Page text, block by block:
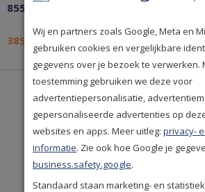
85541
389,-
Wij en partners zoals Google, Meta en
gebruiken cookies en vergelijkbare
gegevens over je bezoek te verwerken.
toestemming gebruiken we deze voor
advertentiepersonalisatie,
gepersonaliseerde advertenties op
websites en apps. Meer uitleg:privacy-
informatie. Zie ook hoe Google je
business.safety.google.
Standaard staan marketing- en